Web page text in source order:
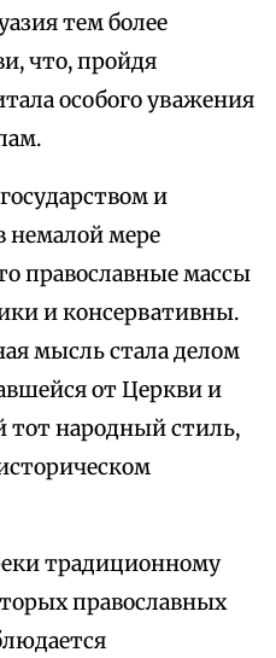
тем более
что, пройдя
особого уважения
и
немалой мере
православные массы
и консервативны.
мысль стала делом
от Церкви и
тот народный стиль,
традиционному
православных